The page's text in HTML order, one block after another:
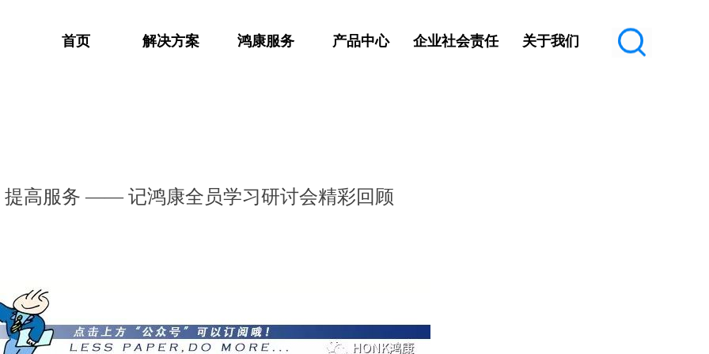
首页 解决方案 鸿康服务 产品中心 企业社会责任 关于我们
提高服务 —— 记鸿康全员学习研讨会精彩回顾